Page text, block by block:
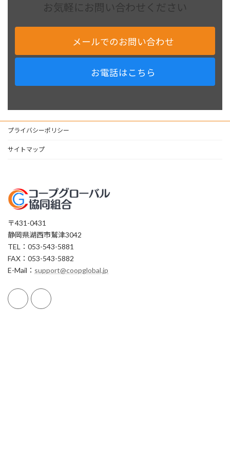
お気軽にお問い合わせください
メールでのお問い合わせ
お電話はこちら
プライバシーポリシー
サイトマップ
〒431-0431
静岡県湖西市鷲津3042
TEL：053-543-5881
FAX：053-543-5882
E-Mail： support@coopglobal.jp